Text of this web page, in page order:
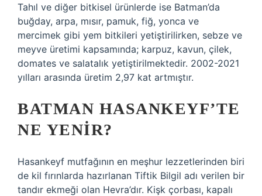
Tahıl ve diğer bitkisel ürünlerde ise Batman’da
buğday, arpa, mısır, pamuk, fiğ, yonca ve
mercimek gibi yem bitkileri yetiştirilirken, sebze ve
meyve üretimi kapsamında; karpuz, kavun, çilek,
domates ve salatalık yetiştirilmektedir. 2002-2021
yılları arasında üretim 2,97 kat artmıştır.
BATMAN HASANKEYF’TE
NE YENIR?
Hasankeyf mutfağının en meşhur lezzetlerinden biri
de kil fırınlarda hazırlanan Tiftik Bilgil adı verilen bir
tandır ekmeği olan Hevra’dır. Kişk çorbası, kapalı